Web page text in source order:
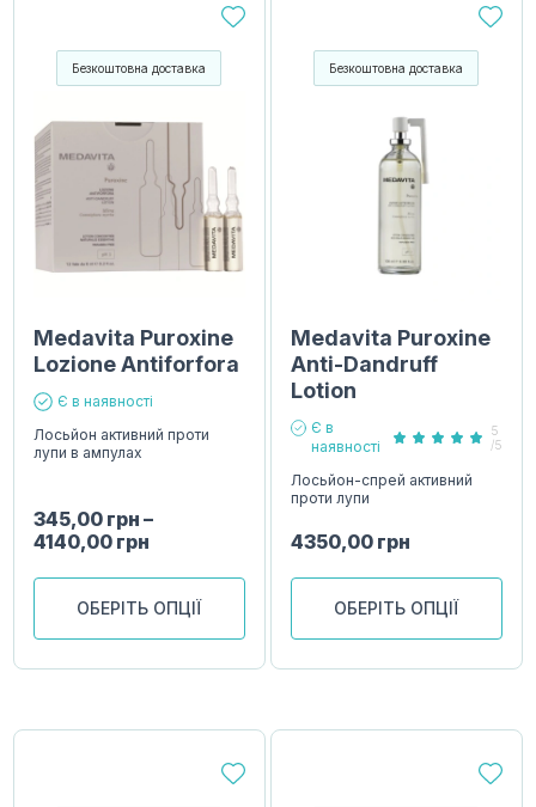
Безкоштовна доставка
Medavita Puroxine
Lozione Antiforfora
Є в наявності
Лосьйон активний проти
лупи в ампулах
345,00 грн –
4140,00 грн
ОБЕРІТЬ ОПЦІЇ
Безкоштовна доставка
Medavita Puroxine
Anti-Dandruff
Lotion
Є в
наявності
5
/5
Лосьйон-спрей активний
проти лупи
4350,00 грн
ОБЕРІТЬ ОПЦІЇ